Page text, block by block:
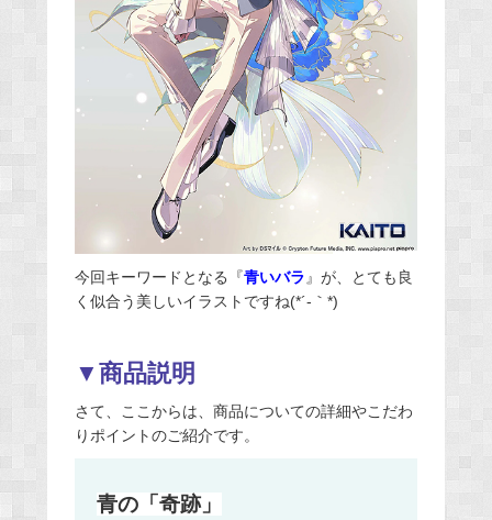
今回キーワードとなる『青いバラ』が、とても良
く似合う美しいイラストですね(*´-｀*)
▼商品説明
さて、ここからは、商品についての詳細やこだわ
りポイントのご紹介です。
青の「奇跡」